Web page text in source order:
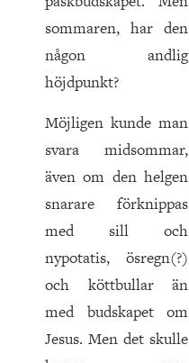
sommaren, har den
någon andlig
höjdpunkt?
Möjligen kunde man
svara midsommar,
även om den helgen
snarare förknippas
med sill och
nypotatis, ösregn(?)
och köttbullar än
med budskapet om
Jesus. Men det skulle